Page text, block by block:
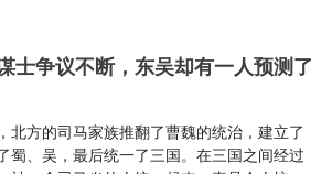
士争议不断，东吴却有一人预测了
北方的司马家族推翻了曹魏的统治，建立了
蜀、吴，最后统一了三国。在三国之间经过